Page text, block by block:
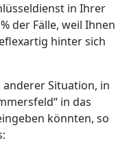
in Ihrer
der Fälle, weil Ihnen
hinter sich
Situation, in
in das
könnten, so